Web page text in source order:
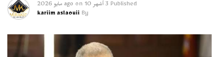
Published 3 أشهر ago on 10 مايو 2026
By
kariim aslaouii